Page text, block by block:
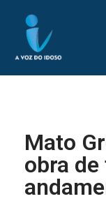
Pular
para
Mato
obra